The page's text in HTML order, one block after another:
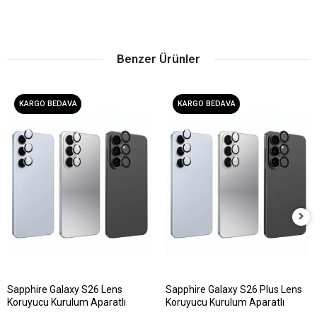
Benzer Ürünler
KARGO BEDAVA
Sapphire Galaxy S26 Lens
Koruyucu Kurulum Aparatlı
KARGO BEDAVA
Sapphire Galaxy S26 Plus Lens
Koruyucu Kurulum Aparatlı